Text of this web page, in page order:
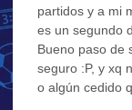
partidos y a mi
es un segundo
Bueno paso de
seguro :P, y xq
o algún cedido